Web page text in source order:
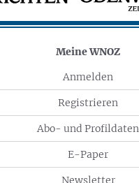
Meine WNOZ
Anmelden
Registrieren
Abo- und Profildaten
E-Paper
Newsletter